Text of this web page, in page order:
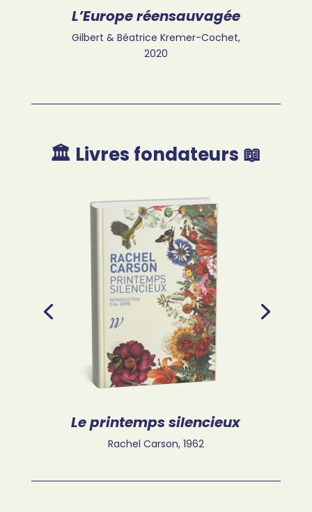
L’Europe réensauvagée
Gilbert & Béatrice Kremer-Cochet,
2020
🏛️ Livres fondateurs 📖
Le printemps silencieux
Rachel Carson, 1962